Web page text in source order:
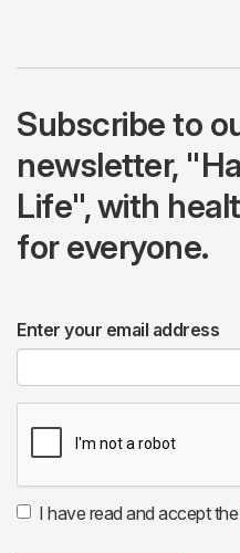
Subscribe to
newsletter,
Life", with
for everyone.
Enter your email address
I have read and accept the